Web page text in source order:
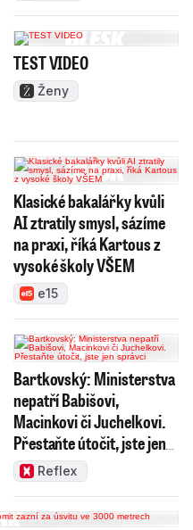
TEST VIDEO
Ženy
Klasické bakalářky kvůli
AI ztratily smysl, sázíme
na praxi, říká Kartous z
vysoké školy VŠEM
e15
Bartkovský: Ministerstva
nepatří Babišovi,
Macinkovi či Juchelkovi.
Přestaňte útočit, jste jen
správci
Reflex